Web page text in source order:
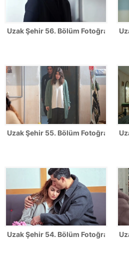
Uzak Şehir 56. Bölüm Fotoğrafları
Uzak Şehir 55. Bölüm Fotoğrafları
Uzak Şehir 54. Bölüm Fotoğrafları